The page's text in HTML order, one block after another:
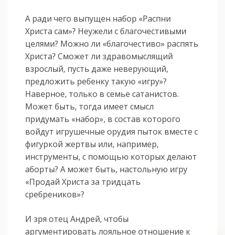
А ради чего выпущен набор «Распни
Христа сам»? Неужели с благочестивыми
целями? Можно ли «благочестиво» распять
Христа? Сможет ли здравомыслящий
взрослый, пусть даже неверующий,
предложить ребенку такую «игру»?
Наверное, только в семье сатанистов.
Может быть, тогда имеет смысл
придумать «набор», в состав которого
войдут игрушечные орудия пыток вместе с
фигуркой жертвы или, например,
инструменты, с помощью которых делают
аборты? А может быть, настольную игру
«Продай Христа за тридцать
сребреников»?
И зря отец Андрей, чтобы
аргументировать лояльное отношение к